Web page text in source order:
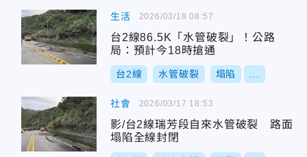
生活
台2線86.5K「水管破裂」！公路
局：預計今18時搶通
台2線 水管破裂 塌陷
2026/03/18 08:57
社會
影/台2線瑞芳段自來水管破裂 路面
塌陷全線封閉
2026/03/17 18:53